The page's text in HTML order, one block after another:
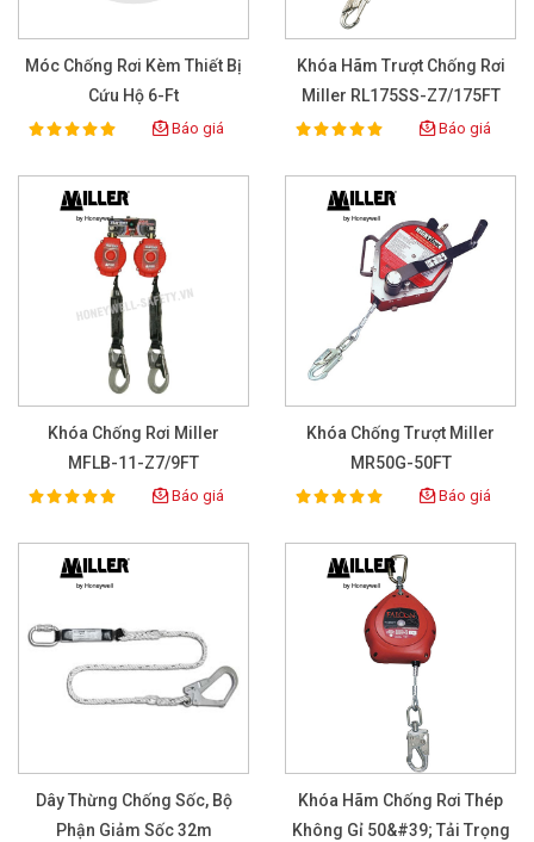
Móc Chống Rơi Kèm Thiết Bị
Cứu Hộ 6-Ft
Rating:
100% Báo giá
Khóa Hãm Trượt Chống Rơi
Miller RL175SS-Z7/175FT
Rating:
100% Báo giá
Khóa Chống Rơi Miller
MFLB-11-Z7/9FT
Rating:
100% Báo giá
Khóa Chống Trượt Miller
MR50G-50FT
Rating:
100% Báo giá
Dây Thừng Chống Sốc, Bộ
Phận Giảm Sốc 32m
Khóa Hãm Chống Rơi Thép
Không Gỉ 50&#39; Tải Trọng